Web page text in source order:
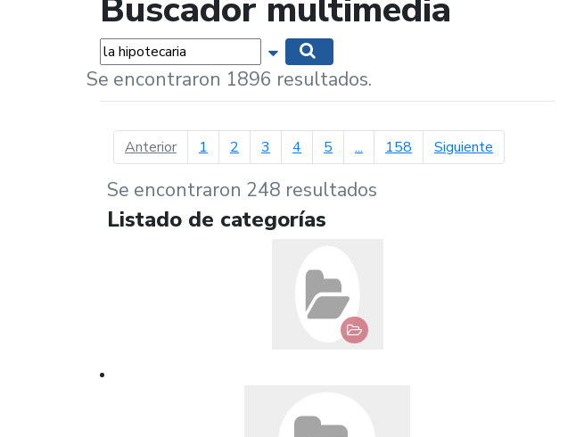
Buscador multimedia
Palabras... Mostrar opciones de búsqueda
Se encontraron 1896 resultados.
Anteriorpágina anterior
1 2 3 4 5 ... 158 Siguientepágina siguiente
Se encontraron 248 resultados
Listado de categorías